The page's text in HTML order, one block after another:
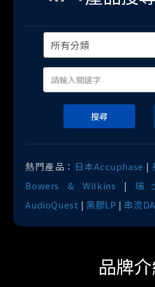
搜尋
熱門產品： 日本Accuphase |
Bowers & Wilkins |瑞
AudioQuest | 黑膠LP | 串流
品牌